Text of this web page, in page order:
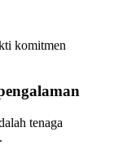
komitmen
tenaga